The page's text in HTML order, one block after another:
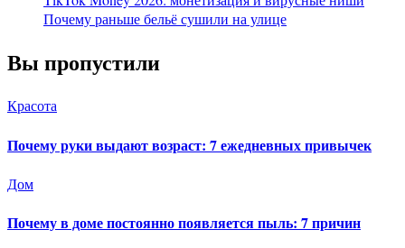
Почему раньше бельё сушили на улице
Вы пропустили
Красота
Почему руки выдают возраст: 7 ежедневных привычек
Дом
Почему в доме постоянно появляется пыль: 7 причин